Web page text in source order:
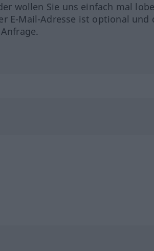
wollen Sie uns einfach mal
E-Mail-Adresse ist optional und